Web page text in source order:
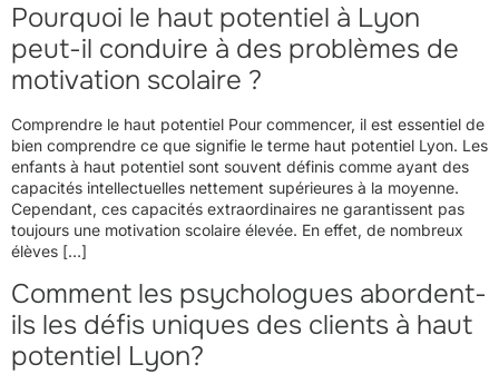
Pourquoi le haut potentiel à Lyon
peut-il conduire à des problèmes de
motivation scolaire ?
Comprendre le haut potentiel Pour commencer, il est essentiel de
bien comprendre ce que signifie le terme haut potentiel Lyon. Les
enfants à haut potentiel sont souvent définis comme ayant des
capacités intellectuelles nettement supérieures à la moyenne.
Cependant, ces capacités extraordinaires ne garantissent pas
toujours une motivation scolaire élevée. En effet, de nombreux
élèves […]
Comment les psychologues abordent-
ils les défis uniques des clients à haut
potentiel Lyon?